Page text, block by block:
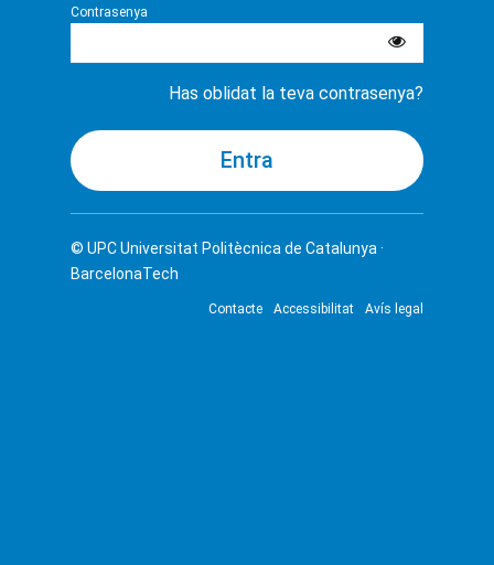
Contrasenya
Has oblidat la teva contrasenya?
© UPCUniversitat Politècnica de Catalunya ·
BarcelonaTech
Contacte Accessibilitat Avís legal